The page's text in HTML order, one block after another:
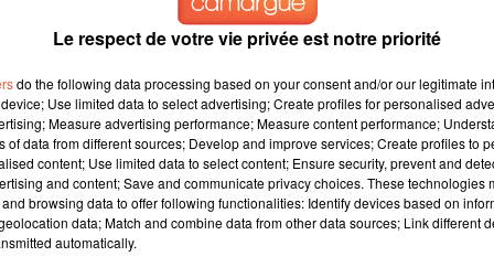
soir à la Halle Parsemain à l'occasion de la 4ème journée de
désarmée à quelques minutes du buzzer final.
directs. Cholet, anciennement 17ème du classement
bien parti avec une parfaite cohésion au sein de l'équipe.
Le respect de votre vie privée est notre priorité
do the following data processing based on your consent and/or our legitimate
Use limited data to select advertising; Create profiles for personalised
Measure advertising performance; Measure content performance;
of data from different sources; Develop and improve services; Create profiles to
content; Use limited data to select content; Ensure security, prevent and
and content; Save and communicate privacy choices. These technologies
browsing data to offer following functionalities: Identify devices based on
data; Match and combine data from other data sources; Link different
automatically.